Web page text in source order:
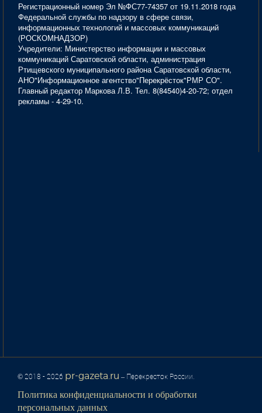
Регистрационный номер Эл №ФС77-74357 от 19.11.2018 года
Федеральной службы по надзору в сфере связи,
информационных технологий и массовых коммуникаций
(РОСКОМНАДЗОР)
Учредители: Министерство информации и массовых
коммуникаций Саратовской области, администрация
Ртищевского муниципального района Саратовской области,
АНО"Информационное агентство"Перекрёсток"РМР СО".
Главный редактор Маркова Л.В. Тел. 8(84540)4-20-72; отдел
рекламы - 4-29-10.
© 2018 - 2026 pr-gazeta.ru – Перекресток России.
Политика конфиденциальности и обработки
персональных данных